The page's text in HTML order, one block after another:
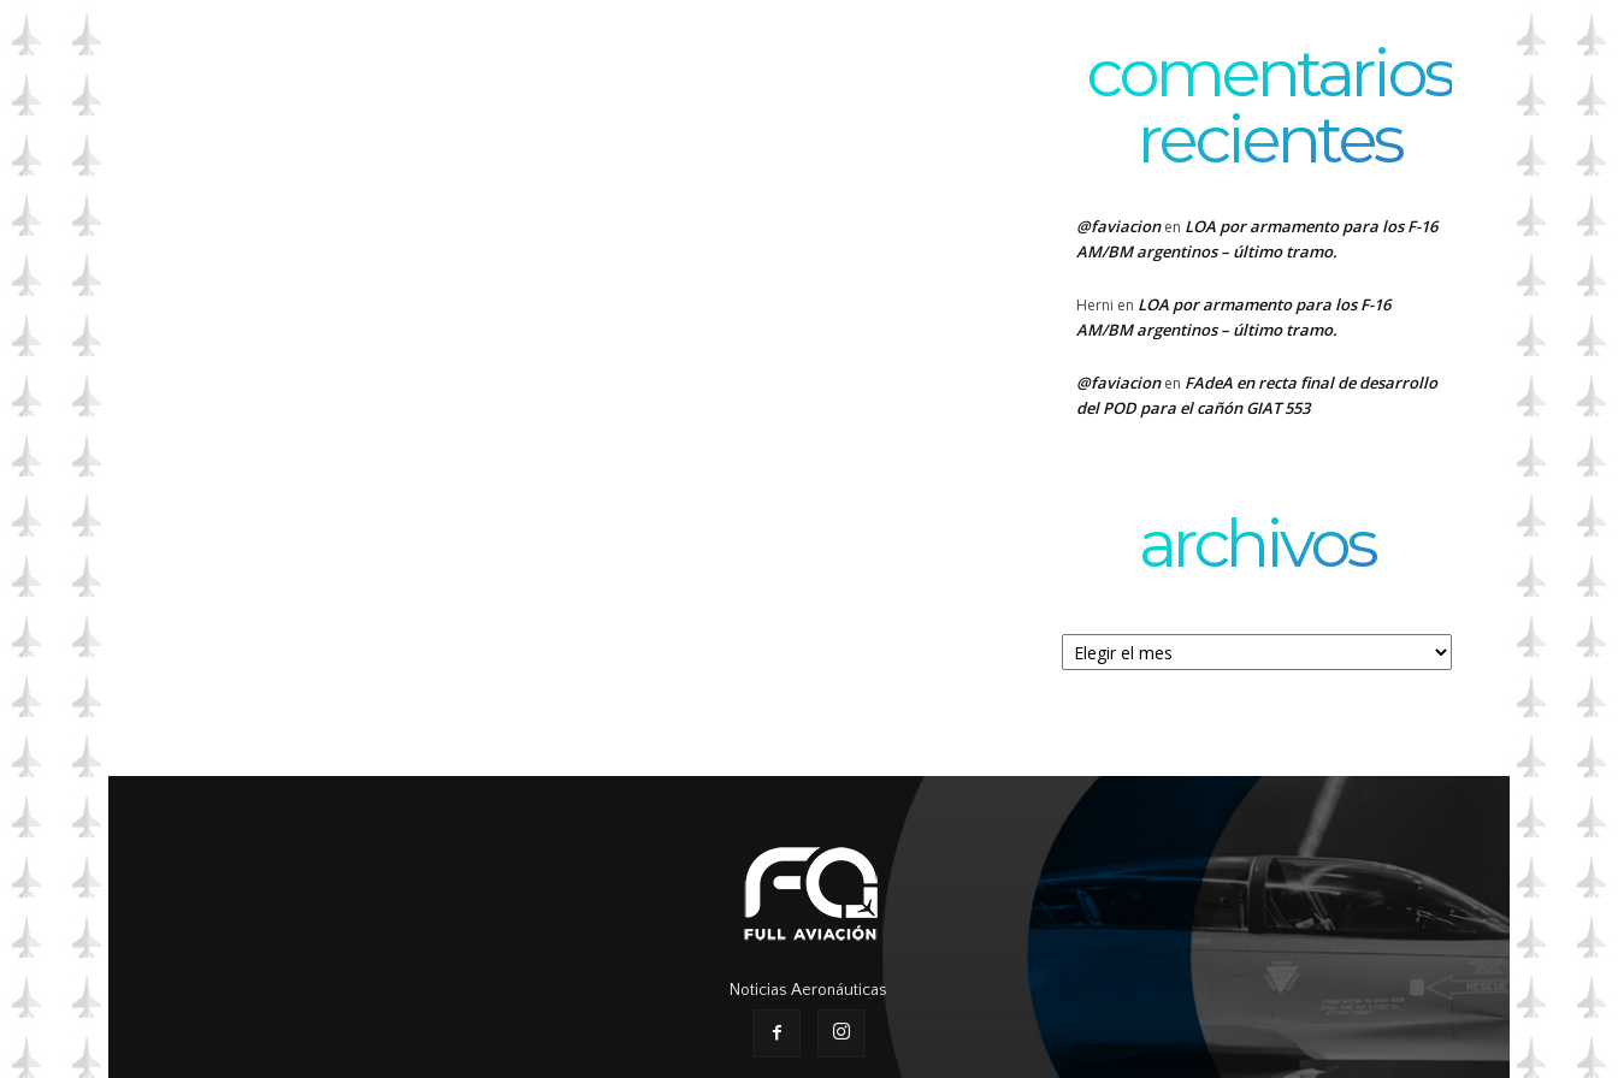
comentarios
recientes
@faviacionen LOA por armamento para los F-16
AM/BM argentinos – último tramo.
Herni en LOA por armamento para los F-16
AM/BM argentinos – último tramo.
@faviacionen FAdeA en recta final de desarrollo
del POD para el cañón GIAT 553
archivos
Archivos
Noticias Aeronáuticas